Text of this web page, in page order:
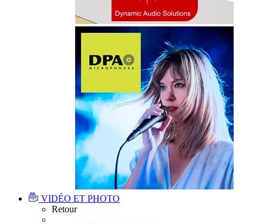
VIDÉO ET PHOTO
Retour